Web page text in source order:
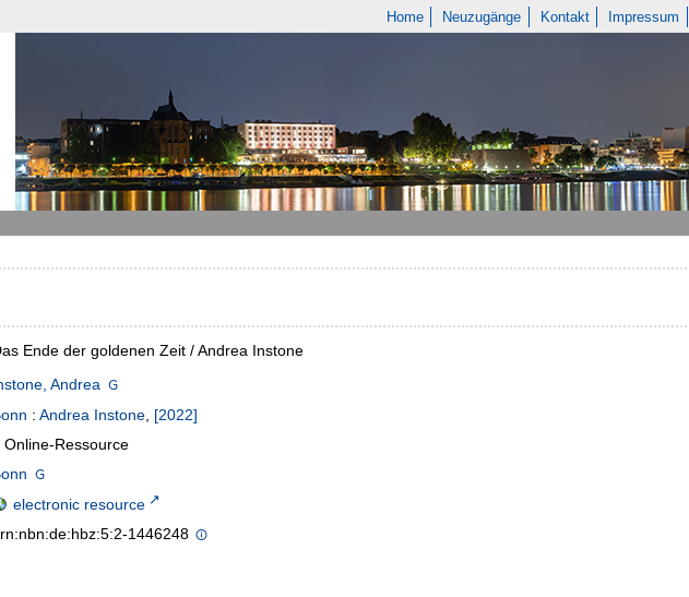
Home Neuzugänge Kontakt Impressum
Ende der goldenen Zeit / Andrea Instone
Andrea
: Andrea Instone, [2022]
Online-Ressource
electronic resource
1446248